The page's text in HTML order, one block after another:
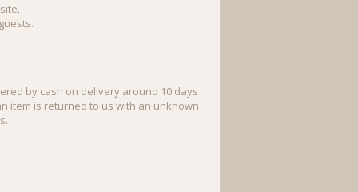
by cash on delivery around 10 days
item is returned to us with an unknown